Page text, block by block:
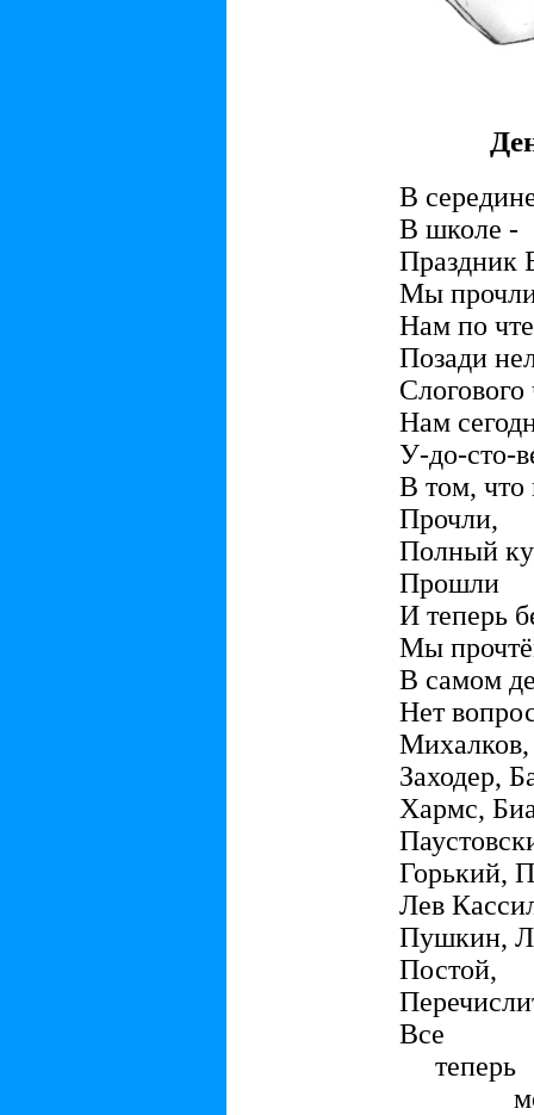
В
В школе -
Праздник
Мы прочли
Нам по
Позади
Слогового
Нам
У-до-сто-
В том, что
Прочли,
Полный
Прошли
И теперь
Мы
В самом
Нет
Заходер,
Хармс,
Горький,
Лев
Пушкин,
Постой,
Все
теперь